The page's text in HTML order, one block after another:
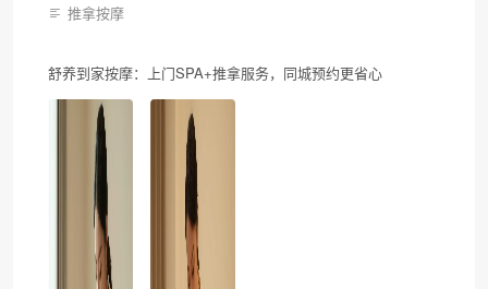
推拿按摩
舒养到家按摩：上门SPA+推拿服务，同城预约更省心